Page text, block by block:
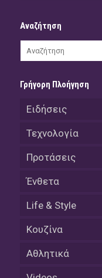
Αναζήτηση
Γρήγορη Πλοήγηση
Ειδήσεις
Τεχνολογία
Προτάσεις
Ένθετα
Life & Style
Κουζίνα
Αθλητικά